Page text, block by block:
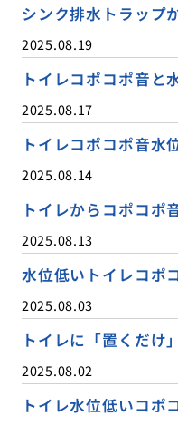
シンク排水トラップ
2025.08.19
トイレコポコポ音と
2025.08.17
トイレコポコポ音水
2025.08.14
トイレからコポコポ
2025.08.13
水位低いトイレコポ
2025.08.03
トイレに「置くだけ
2025.08.02
トイレ水位低いコポ